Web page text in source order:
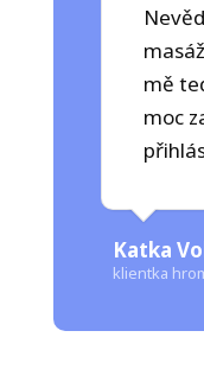
mě
moc
Katka
klientka